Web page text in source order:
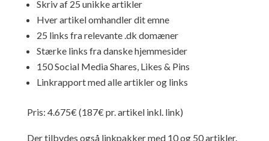
Skriv af 25 unikke artikler
Hver artikel omhandler dit emne
25 links fra relevante .dk domæner
Stærke links fra danske hjemmesider
150 Social Media Shares, Likes & Pins
Linkrapport med alle artikler og links
Pris: 4.675€ (187€ pr. artikel inkl. link)
Der tilbydes også linkpakker med 10 og 50 artikler.